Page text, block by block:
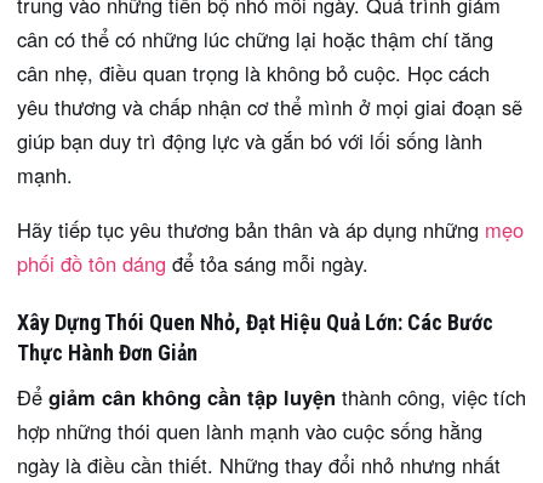
cân có thể có những lúc chững lại hoặc thậm chí tăng
cân nhẹ, điều quan trọng là không bỏ cuộc. Học cách
yêu thương và chấp nhận cơ thể mình ở mọi giai đoạn sẽ
giúp bạn duy trì động lực và gắn bó với lối sống lành
mạnh.
Hãy tiếp tục yêu thương bản thân và áp dụng những mẹo
phối đồ tôn dáng để tỏa sáng mỗi ngày.
Xây Dựng Thói Quen Nhỏ, Đạt Hiệu Quả Lớn: Các Bước
Thực Hành Đơn Giản
Để giảm cân không cần tập luyện thành công, việc tích
hợp những thói quen lành mạnh vào cuộc sống hằng
ngày là điều cần thiết. Những thay đổi nhỏ nhưng nhất